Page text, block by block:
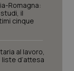
Romagna:
il
cinque
al lavoro,
liste d’attesa